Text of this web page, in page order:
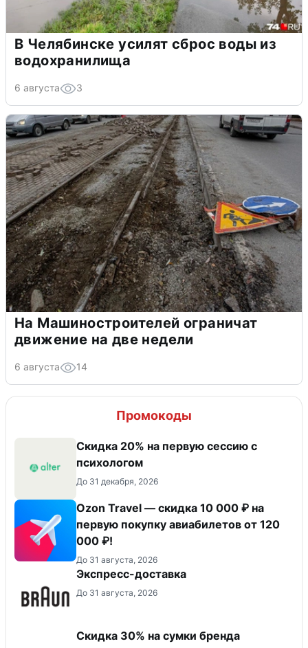
В Челябинске усилят сброс воды из
водохранилища
6 августа 3
На Машиностроителей ограничат
движение на две недели
6 августа 14
Промокоды
Скидка 20% на первую сессию с
психологом
До 31 декабря, 2026
Ozon Travel — скидка 10 000 ₽ на
первую покупку авиабилетов от 120
000 ₽!
До 31 августа, 2026
Экспресс-доставка
До 31 августа, 2026
Скидка 30% на сумки бренда